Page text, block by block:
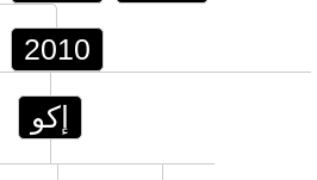
2010
إكو